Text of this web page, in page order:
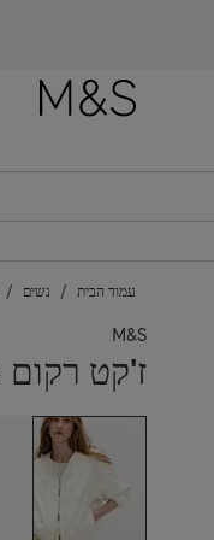
עמוד הבית נשים
M&S
ז'קט רקום